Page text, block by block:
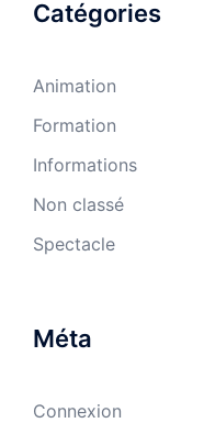
Catégories
Animation
Formation
Informations
Non classé
Spectacle
Méta
Connexion